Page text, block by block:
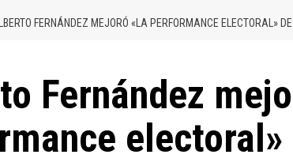
FERNÁNDEZ MEJORÓ «LA PERFORMANCE ELECTORAL»
Fernández
electoral»